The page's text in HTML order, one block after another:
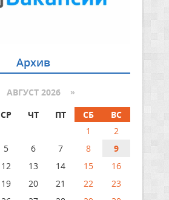
Архив
АВГУСТ 2026 »
СР ЧТ ПТ СБ
ВС
1
2
5 6 7 8
9
12 13 14 15
16
19 20 21 22
23